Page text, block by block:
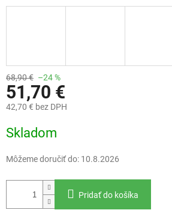
68,90 € –24 %
51,70 €
42,70 € bez DPH
cena:
Skladom
Môžeme doručiť do: 10.8.2026
Pridať do košíka